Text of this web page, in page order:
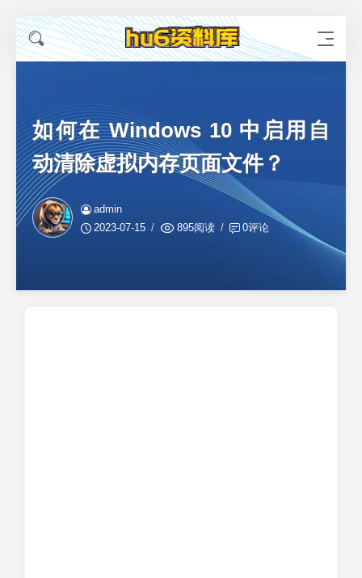
如何在 Windows 10 中启用自
动清除虚拟内存页面文件？
admin
2023-07-15
895阅读 0评论